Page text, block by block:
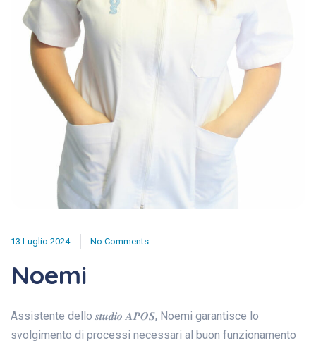
13 Luglio 2024 No Comments
Noemi
Assistente dello 𝒔𝒕𝒖𝒅𝒊𝒐 𝑨𝑷𝑶𝑺, Noemi garantisce lo
svolgimento di processi necessari al buon funzionamento